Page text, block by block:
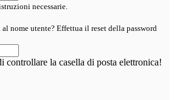
necessarie.
nome utente? Effettua il reset della password
controllare la casella di posta elettronica!